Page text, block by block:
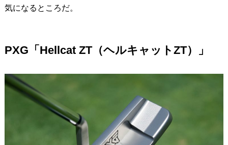
気になるところだ。
PXG「Hellcat ZT（ヘルキャットZT）」